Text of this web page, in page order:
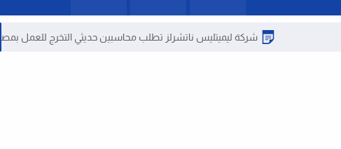
شركة ليميتليس ناتشرلز تطلب محاسبين حديثي التخرج للعمل بمصر